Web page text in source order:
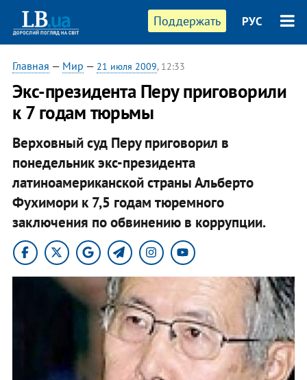
Поддержать РУС
Главная — Мир — 21 июля 2009, 12:33
Экс-президента Перу приговорили
к 7 годам тюрьмы
Верховный суд Перу приговорил в
понедельник экс-президента
латиноамериканской страны Альберто
Фухимори к 7,5 годам тюремного
заключения по обвинению в коррупции.